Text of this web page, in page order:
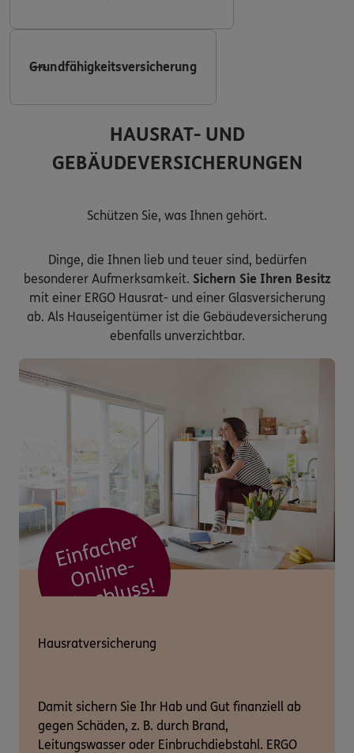
Grundfähigkeitsversicherung
HAUSRAT- UND
GEBÄUDEVERSICHERUNGEN
Schützen Sie, was Ihnen gehört.
Dinge, die Ihnen lieb und teuer sind, bedürfen
besonderer Aufmerksamkeit. Sichern Sie Ihren Besitz
mit einer ERGO Hausrat- und einer Glasversicherung
ab. Als Hauseigentümer ist die Gebäudeversicherung
ebenfalls unverzichtbar.
Hausratversicherung
Damit sichern Sie Ihr Hab und Gut finanziell ab
gegen Schäden, z. B. durch Brand,
Leitungswasser oder Einbruchdiebstahl. ERGO